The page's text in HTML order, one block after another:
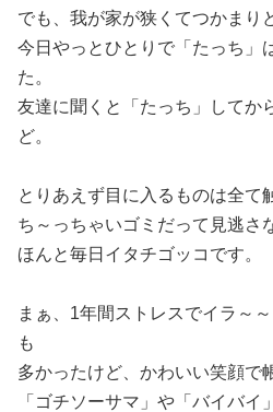
でも、我が家が狭くてつかまり
今日やっとひとりで「たっち」
た。
友達に聞くと「たっち」してか
ど。
とりあえず目に入るものは全て
ち～っちゃいゴミだって見逃さ
ほんと毎日イタチゴッコです。
まぁ、1年間ストレスでイラ～
も
多かったけど、かわいい笑顔で
「ゴチソーサマ」や「バイバイ